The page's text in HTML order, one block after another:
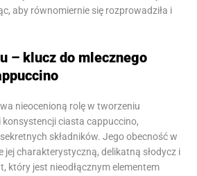
aby równomiernie się rozprowadziła i
– klucz do mlecznego
nieocenioną rolę w tworzeniu
ciasta cappuccino,
składników. Jego obecność w
jej charakterystyczną, delikatną słodycz i
który jest nieodłącznym elementem